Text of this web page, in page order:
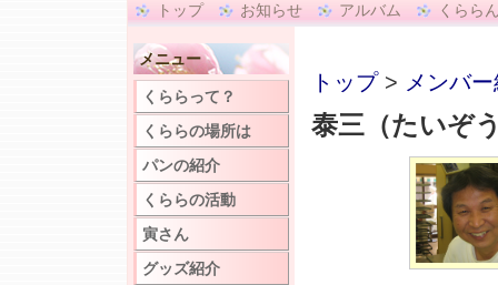
トップ お知らせ アルバム くらら
トップ> メンバ
泰三（たいぞ
メニュー
くららって？
くららの場所は
パンの紹介
くららの活動
寅さん
グッズ紹介